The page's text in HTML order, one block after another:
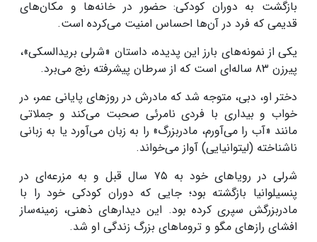
بازگشت به دوران کودکی: حضور در خانه‌ها و مکان‌های
قدیمی که فرد در آن‌ها احساس امنیت می‌کرده است.
یکی از نمونه‌های بارز این پدیده، داستان «شرلی بریدالسکی»،
پیرزن ۸۳ ساله‌ای است که از سرطان پیشرفته رنج می‌برد.
دختر او، دبی، متوجه شد که مادرش در روزهای پایانی عمر، در
خواب و بیداری با فردی نامرئی صحبت می‌کند و جملاتی
مانند «آب را می‌آورم، مادربزرگ» را به زبان می‌آورد یا به زبانی
ناشناخته (لیتوانیایی) آواز می‌خواند.
شرلی در رویاهای خود به ۷۵ سال قبل و به مزرعه‌ای در
پنسیلوانیا بازگشته بود؛ جایی که دوران کودکی خود را با
مادربزرگش سپری کرده بود. این دیدارهای ذهنی، زمینه‌ساز
افشای رازهای مگو و تروماهای بزرگ زندگی او شد.